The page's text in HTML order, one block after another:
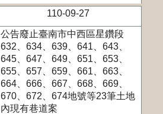
110-09-27
公告廢止臺南市中西區星鑽段
632、634、639、641、643、
645、647、649、651、653、
655、657、659、661、663、
664、666、667、668、669、
670、672、674地號等23筆土地
內現有巷道案